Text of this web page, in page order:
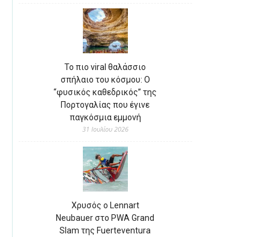
Το πιο viral θαλάσσιο
σπήλαιο του κόσμου: Ο
“φυσικός καθεδρικός” της
Πορτογαλίας που έγινε
παγκόσμια εμμονή
31 Ιουλίου 2026
Χρυσός ο Lennart
Neubauer στο PWA Grand
Slam της Fuerteventura